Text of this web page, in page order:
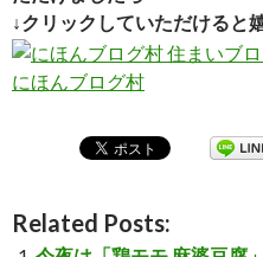
↓クリックしていただけると
にほんブログ村
Related Posts: